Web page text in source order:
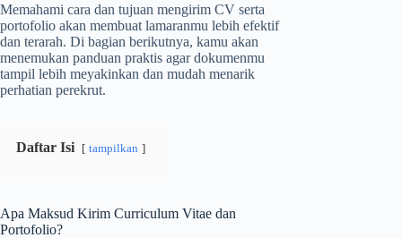
Memahami cara dan tujuan mengirim CV serta
portofolio akan membuat lamaranmu lebih efektif
dan terarah. Di bagian berikutnya, kamu akan
menemukan panduan praktis agar dokumenmu
tampil lebih meyakinkan dan mudah menarik
perhatian perekrut.
Daftar Isi tampilkan
Apa Maksud Kirim Curriculum Vitae dan
Portofolio?